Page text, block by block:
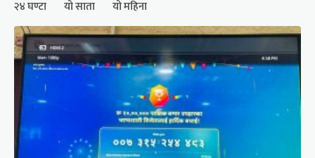
२४ घण्टा यो साता यो महिना